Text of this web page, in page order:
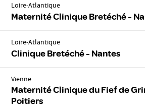
Loire-Atlantique
Maternité Clinique Bretéché -
Loire-Atlantique
Clinique Bretéché - Nantes
Vienne
Maternité Clinique du Fief de
Poitiers